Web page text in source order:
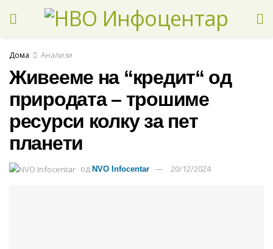
Дома Анализи
Живееме на “кредит“ од
природата – трошиме
ресурси колку за пет
планети
од NVO Infocentar 20/12/2024